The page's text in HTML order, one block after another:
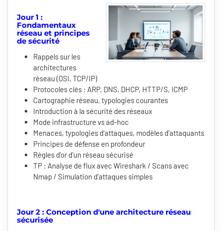
Jour 1 :
Fondamentaux
réseau et principes
de sécurité
Rappels sur les
architectures
réseau (OSI, TCP/IP)
Protocoles clés : ARP, DNS, DHCP, HTTP/S, ICMP
Cartographie réseau, typologies courantes
Introduction à la sécurité des réseaux
Mode infrastructure vs ad-hoc
Menaces, typologies d'attaques, modèles d'attaquants
Principes de défense en profondeur
Règles d'or d'un réseau sécurisé
TP : Analyse de flux avec Wireshark / Scans avec
Nmap / Simulation d'attaques simples
Jour 2 : Conception d'une architecture réseau
sécurisée